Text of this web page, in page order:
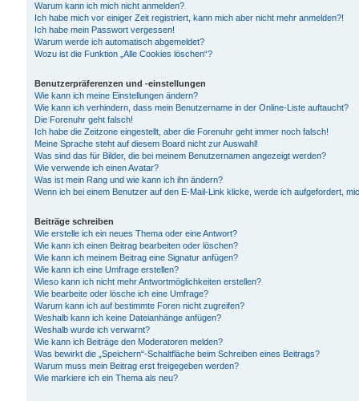
Warum kann ich mich nicht anmelden?
Ich habe mich vor einiger Zeit registriert, kann mich aber nicht mehr anmelden?!
Ich habe mein Passwort vergessen!
Warum werde ich automatisch abgemeldet?
Wozu ist die Funktion „Alle Cookies löschen“?
Benutzerpräferenzen und -einstellungen
Wie kann ich meine Einstellungen ändern?
Wie kann ich verhindern, dass mein Benutzername in der Online-Liste auftaucht?
Die Forenuhr geht falsch!
Ich habe die Zeitzone eingestellt, aber die Forenuhr geht immer noch falsch!
Meine Sprache steht auf diesem Board nicht zur Auswahl!
Was sind das für Bilder, die bei meinem Benutzernamen angezeigt werden?
Wie verwende ich einen Avatar?
Was ist mein Rang und wie kann ich ihn ändern?
Wenn ich bei einem Benutzer auf den E-Mail-Link klicke, werde ich aufgefordert,
Beiträge schreiben
Wie erstelle ich ein neues Thema oder eine Antwort?
Wie kann ich einen Beitrag bearbeiten oder löschen?
Wie kann ich meinem Beitrag eine Signatur anfügen?
Wie kann ich eine Umfrage erstellen?
Wieso kann ich nicht mehr Antwortmöglichkeiten erstellen?
Wie bearbeite oder lösche ich eine Umfrage?
Warum kann ich auf bestimmte Foren nicht zugreifen?
Weshalb kann ich keine Dateianhänge anfügen?
Weshalb wurde ich verwarnt?
Wie kann ich Beiträge den Moderatoren melden?
Was bewirkt die „Speichern“-Schaltfläche beim Schreiben eines Beitrags?
Warum muss mein Beitrag erst freigegeben werden?
Wie markiere ich ein Thema als neu?